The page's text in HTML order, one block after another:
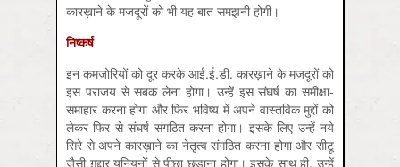
कारख़ाने के मजदूरों को भी यह बात समझनी होगी।
निष्कर्ष
इन कमजोरियों को दूर करके आई.ई.डी. कारख़ाने के मजदूरों को
इस पराजय से सबक लेना होगा। उन्हें इस संघर्ष का समीक्षा-
समाहार करना होगा और फिर भविष्य में अपने वास्तविक मुद्दों को
लेकर फिर से संघर्ष संगठित करना होगा। इसके लिए उन्हें नये
सिरे से अपने कारख़ाने का नेतृत्व संगठित करना होगा और सीटू
जैसी ग़द्दार यूनियनों से पीछा छुड़ाना होगा। इसके साथ ही, उन्हें